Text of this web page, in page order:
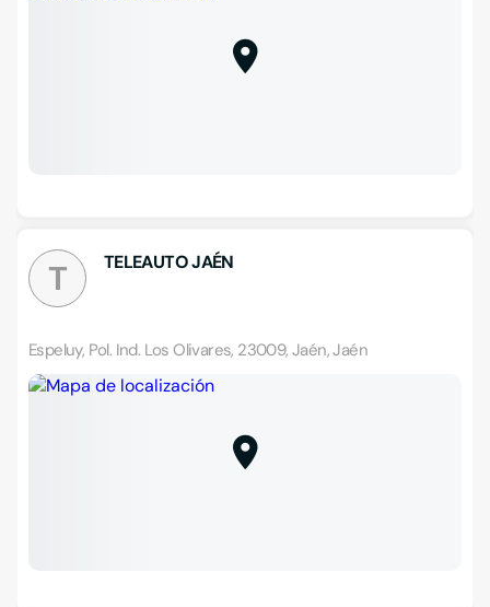
T TELEAUTO JAÉN
Espeluy, Pol. Ind. Los Olivares, 23009, Jaén, Jaén